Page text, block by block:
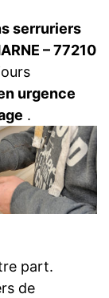
serruriers
– 77210
urgence
.
part.
de